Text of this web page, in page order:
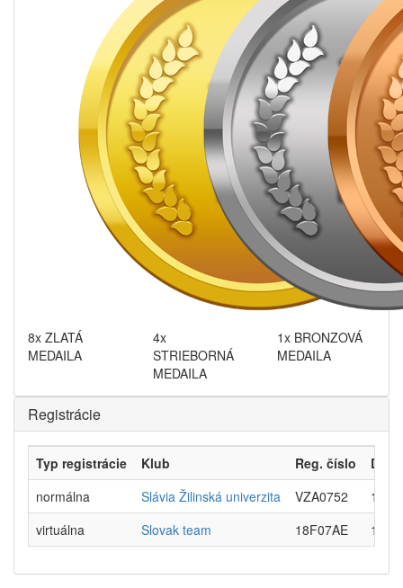
8x ZLATÁ
MEDAILA
4x
STRIEBORNÁ
MEDAILA
1x BRONZOVÁ
MEDAILA
Registrácie
Typ registrácie Klub Reg. číslo
normálna
Slávia Žilinská univerzita VZA0752
virtuálna
Slovak team 18F07AE